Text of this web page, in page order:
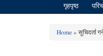
गृहपृष्ठ
You are here
Home» सूचिदर्ता